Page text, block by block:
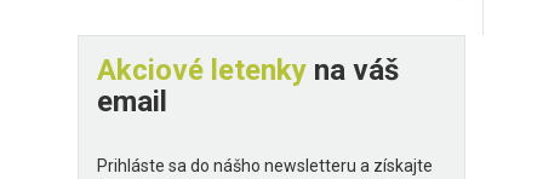
Akciové letenky na váš
email
Prihláste sa do nášho newsletteru a získajte